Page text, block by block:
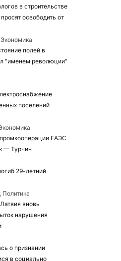
в строительстве
освободить от
полей в
"именем революции"
поселений
ЕАЭС
— Турчин
29-летний
вновь
нарушения
о признании
в социально